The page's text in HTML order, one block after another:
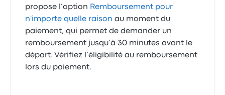
propose l’option Remboursement pour
n'importe quelle raison au moment du
paiement, qui permet de demander un
remboursement jusqu’à 30 minutes avant le
départ. Vérifiez l’éligibilité au remboursement
lors du paiement.